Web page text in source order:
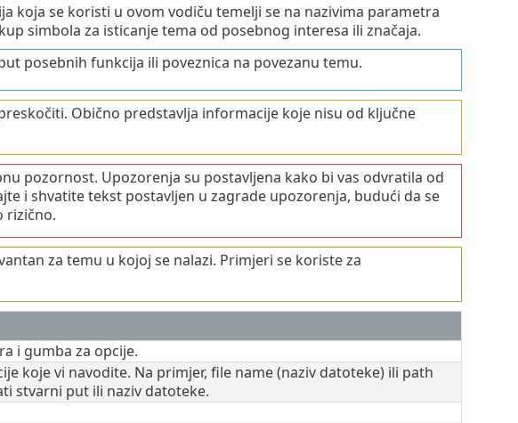
koja se koristi u ovom vodiču temelji se na nazivima parametra
simbola za isticanje tema od posebnog interesa ili značaja.
posebnih funkcija ili poveznica na povezanu temu.
Obično predstavlja informacije koje nisu od ključne
pozornost. Upozorenja su postavljena kako bi vas odvratila od
i shvatite tekst postavljen u zagrade upozorenja, budući da se
rizično.
za temu u kojoj se nalazi. Primjeri se koriste za
i gumba za opcije.
koje vi navodite. Na primjer, file name (naziv datoteke) ili path
stvarni put ili naziv datoteke.